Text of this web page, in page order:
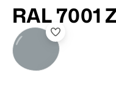
RAL 7001